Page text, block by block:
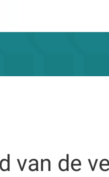
van de